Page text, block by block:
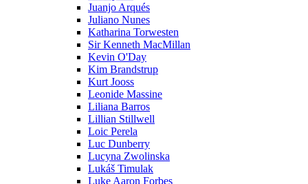
Juanjo Arqués
Juliano Nunes
Katharina Torwesten
Sir Kenneth MacMillan
Kevin O'Day
Kim Brandstrup
Kurt Jooss
Leonide Massine
Liliana Barros
Lillian Stillwell
Loic Perela
Luc Dunberry
Lucyna Zwolinska
Lukáš Timulak
Luke Aaron Forbes